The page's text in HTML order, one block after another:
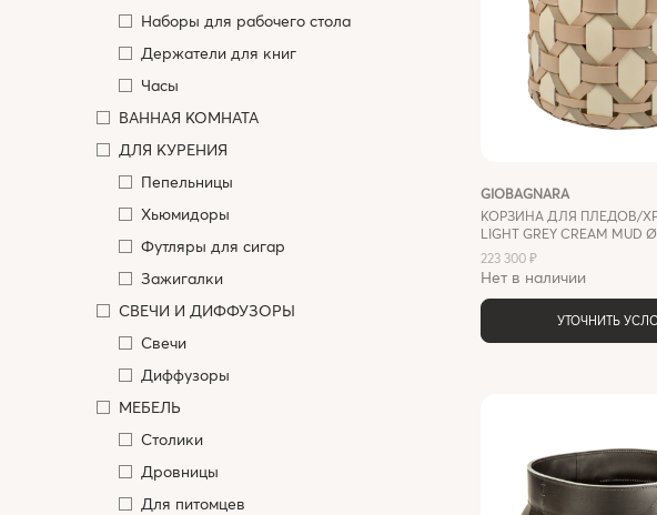
Наборы для рабочего стола
Держатели для книг
Часы
ВАННАЯ КОМНАТА
ДЛЯ КУРЕНИЯ
Пепельницы
Хьюмидоры
Футляры для сигар
Зажигалки
СВЕЧИ И ДИФФУЗОРЫ
Свечи
Диффузоры
МЕБЕЛЬ
Столики
Дровницы
Для питомцев
GIOBAGNARA
КОРЗИНА ДЛЯ ПЛЕДОВ/
LIGHT GREY CREAM MUD
223 300 ₽
Нет в наличии
УТОЧНИТЬ